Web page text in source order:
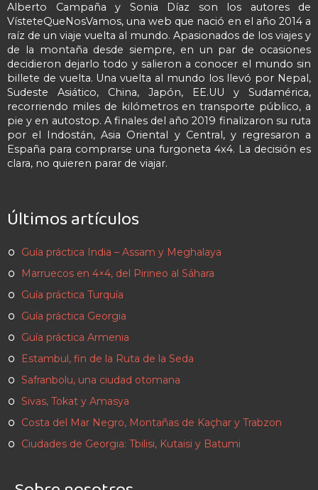
Alberto Campaña y Sonia Díaz son los autores de
VísteteQueNosVamos, una web que nació en el año 2014 a
raíz de un viaje vuelta al mundo. Apasionados de los viajes y
de la montaña desde siempre, en un par de ocasiones
decidieron dejarlo todo y salieron a conocer el mundo sin
billete de vuelta. Una vuelta al mundo los llevó por Nepal,
Sudeste Asiático, China, Japón, EE.UU y Sudamérica,
recorriendo miles de kilómetros en transporte público, a
pie y en autostop. A finales del año 2019 finalizaron su ruta
por el Indostán, Asia Oriental y Central, y regresaron a
España para comprarse una furgoneta 4x4. La decisión es
clara, no quieren parar de viajar.
Últimos artículos
Guía práctica India – Assam y Meghalaya
Marruecos en 4×4, del Pirineo al Sáhara
Guía práctica Turquía
Guía práctica Georgia
Guía práctica Armenia
Estambul, fin de la Ruta de la Seda
Safranbolu, una ciudad otomana
Sivas, Tokat y Amasya
Costa del Mar Negro, Montañas de Kaçhar y Trabzon
Ciudades de Georgia: Tbilisi, Kutaisi y Batumi